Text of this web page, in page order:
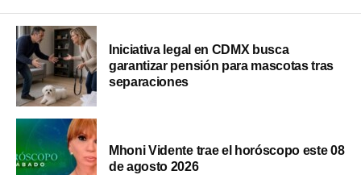
Iniciativa legal en CDMX busca
garantizar pensión para mascotas tras
separaciones
Mhoni Vidente trae el horóscopo este 08
de agosto 2026